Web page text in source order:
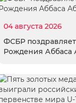
04 августа 2026
ФСБР
Рождения Аббаса